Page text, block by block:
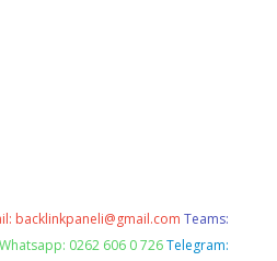
backlinkpaneli@gmail.com Teams:
Whatsapp: 0262 606 0 726 Telegram: